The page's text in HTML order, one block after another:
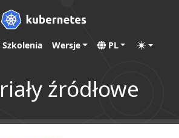
Szkolenia Wersje PL
źródłowe